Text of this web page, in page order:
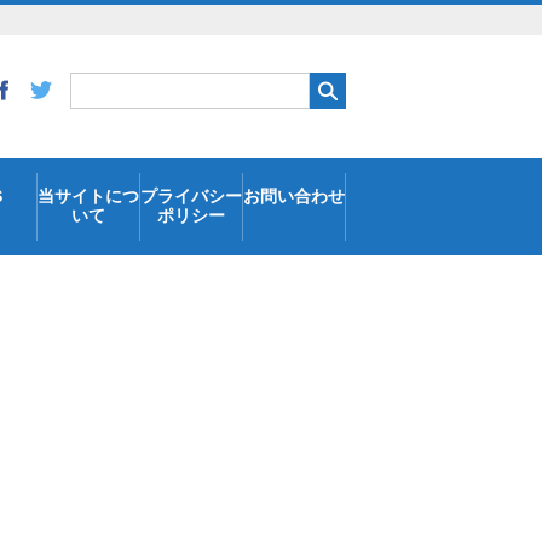
当サイトにつ
いて
プライバシー
ポリシー
お問い合わせ